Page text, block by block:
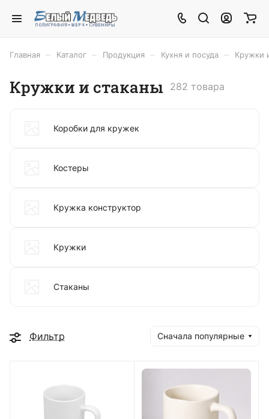
Главная Каталог Продукция Кухня и посуда Кружки
Кружки и стаканы 282 товара
Коробки для кружек
Костеры
Кружка конструктор
Кружки
Стаканы
Фильтр Сначала популярные